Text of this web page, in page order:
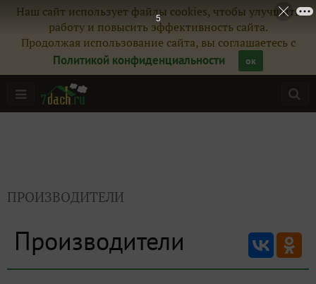
Наш сайт использует файлы cookies, чтобы улучшить
работу и повысить эффективность сайта.
Продолжая использование сайта, вы соглашаетесь с
Политикой конфиденциальности
ок
ПРОИЗВОДИТЕЛИ
Производители
5